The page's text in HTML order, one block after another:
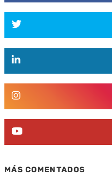
MÁS COMENTADOS